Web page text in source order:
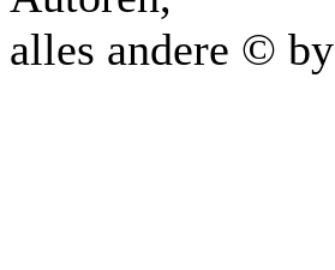
alles andere © by